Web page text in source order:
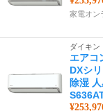
家電オン
ダイキン
エアコ
DXシ
除湿